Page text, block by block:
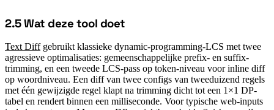
#
2.5 Wat deze tool doet
Text Diffgebruikt klassieke dynamic-programming-LCS met twee
agressieve optimalisaties: gemeenschappelijke prefix- en suffix-
trimming, en een tweede LCS-pass op token-niveau voor inline diff
op woordniveau. Een diff van twee configs van tweeduizend regels
met één gewijzigde regel klapt na trimming dicht tot een 1×1 DP-
tabel en rendert binnen een milliseconde. Voor typische web-inputs